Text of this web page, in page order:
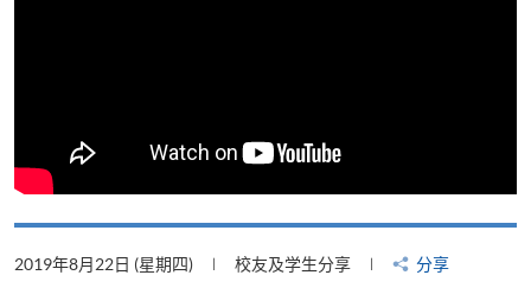
2019年8月22日 (星期四) 校友及学生分享 分享